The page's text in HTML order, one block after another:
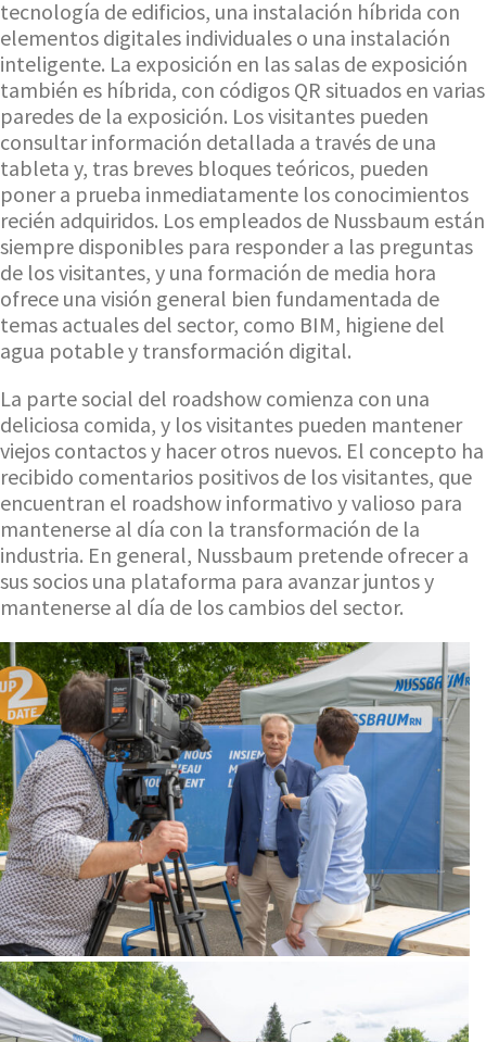
tecnología de edificios, una instalación híbrida con
elementos digitales individuales o una instalación
inteligente. La exposición en las salas de exposición
también es híbrida, con códigos QR situados en varias
paredes de la exposición. Los visitantes pueden
consultar información detallada a través de una
tableta y, tras breves bloques teóricos, pueden
poner a prueba inmediatamente los conocimientos
recién adquiridos. Los empleados de Nussbaum están
siempre disponibles para responder a las preguntas
de los visitantes, y una formación de media hora
ofrece una visión general bien fundamentada de
temas actuales del sector, como BIM, higiene del
agua potable y transformación digital.
La parte social del roadshow comienza con una
deliciosa comida, y los visitantes pueden mantener
viejos contactos y hacer otros nuevos. El concepto ha
recibido comentarios positivos de los visitantes, que
encuentran el roadshow informativo y valioso para
mantenerse al día con la transformación de la
industria. En general, Nussbaum pretende ofrecer a
sus socios una plataforma para avanzar juntos y
mantenerse al día de los cambios del sector.